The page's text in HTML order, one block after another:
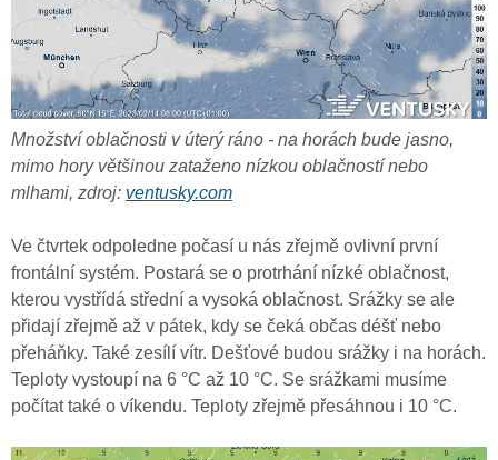
Množství oblačnosti v úterý ráno - na horách bude jasno,
mimo hory většinou zataženo nízkou oblačností nebo
mlhami, zdroj: ventusky.com
Ve čtvrtek odpoledne počasí u nás zřejmě ovlivní první
frontální systém. Postará se o protrhání nízké oblačnost,
kterou vystřídá střední a vysoká oblačnost. Srážky se ale
přidají zřejmě až v pátek, kdy se čeká občas déšť nebo
přeháňky. Také zesílí vítr. Dešťové budou srážky i na horách.
Teploty vystoupí na 6 °C až 10 °C. Se srážkami musíme
počítat také o víkendu. Teploty zřejmě přesáhnou i 10 °C.